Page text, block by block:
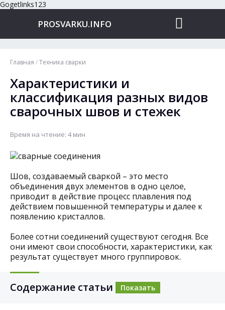
Gogetlinks123
PROSVARKU.INFO
Главная /Техника сварки
Характеристики и
классификация разных видов
сварочных швов и стежек
Время на чтение: 4 мин
Шов, создаваемый сваркой – это место
объединения двух элементов в одно целое,
приводит в действие процесс плавления под
действием повышенной температуры и далее к
появлению кристаллов.
Более сотни соединений существуют сегодня. Все
они имеют свои способности, характеристики, как
результат существует много группировок.
Содержание статьи Показать